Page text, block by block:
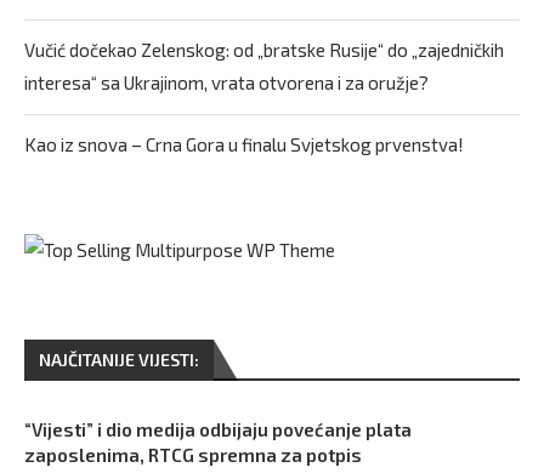
Vučić dočekao Zelenskog: od „bratske Rusije“ do „zajedničkih
interesa“ sa Ukrajinom, vrata otvorena i za oružje?
Kao iz snova – Crna Gora u finalu Svjetskog prvenstva!
NAJČITANIJE VIJESTI:
“Vijesti” i dio medija odbijaju povećanje plata
zaposlenima, RTCG spremna za potpis